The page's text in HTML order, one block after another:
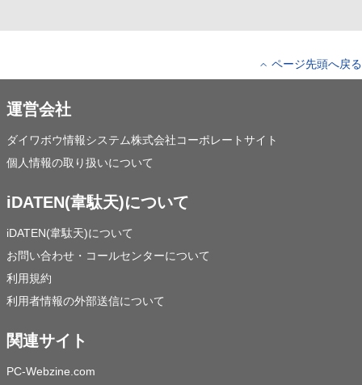
ページ先頭へ戻る
運営会社
ダイワボウ情報システム株式会社コーポレートサイト
個人情報の取り扱いについて
iDATEN(韋駄天)について
iDATEN(韋駄天)について
お問い合わせ・コールセンターについて
利用規約
利用者情報の外部送信について
関連サイト
PC-Webzine.com